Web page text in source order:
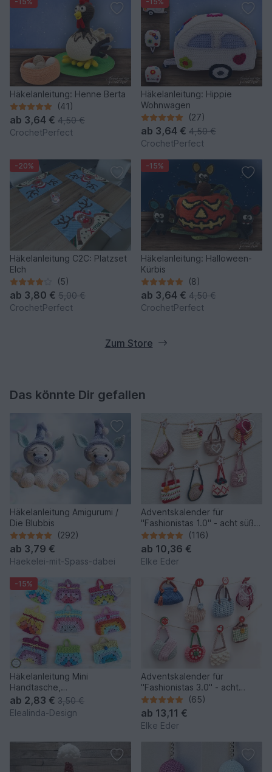
Häkelanleitung: Henne Berta
(41)
ab 3,64 € 4,50 €
CrochetPerfect
Häkelanleitung: Hippie
Wohnwagen
(27)
ab 3,64 € 4,50 €
CrochetPerfect
-20%
Häkelanleitung C2C: Platzset
Elch
(5)
ab 3,80 € 5,00 €
CrochetPerfect
-15%
Häkelanleitung: Halloween-
Kürbis
(8)
ab 3,64 € 4,50 €
CrochetPerfect
Zum Store
Das könnte Dir gefallen
Häkelanleitung Amigurumi /
Die Blubbis
(292)
ab 3,79 €
Haekelei-mit-Spass-dabei
Adventskalender für
"Fashionistas 1.0" - acht süße
Modelle
(116)
ab 10,36 €
Elke Eder
-15%
Häkelanleitung Mini
Handtasche,
Schlüsselanhänger Bag
Charm Adventskalender
ab 2,83 € 3,50 €
Elealinda-Design
Adventskalender für
"Fashionistas 3.0" - acht
traumhafte Modelle
(65)
ab 13,11 €
Elke Eder